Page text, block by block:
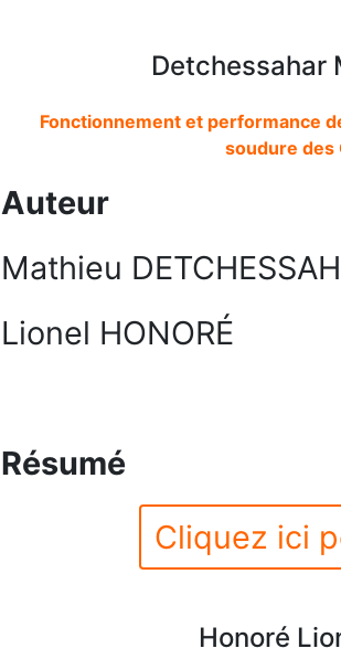
Detchessahar
Fonctionnement et performance
soudure des
Auteur
Mathieu
Lionel HONORÉ
Résumé
Cliquez ici
Honoré